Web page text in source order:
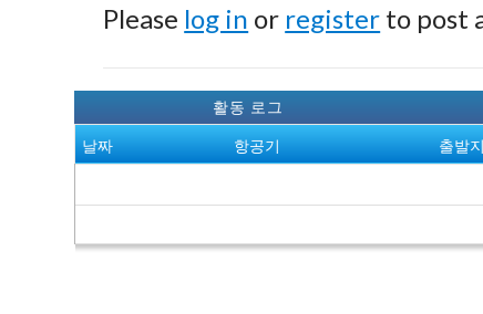
Please log in or register to post
활동 로그
날짜 항공기 출발지